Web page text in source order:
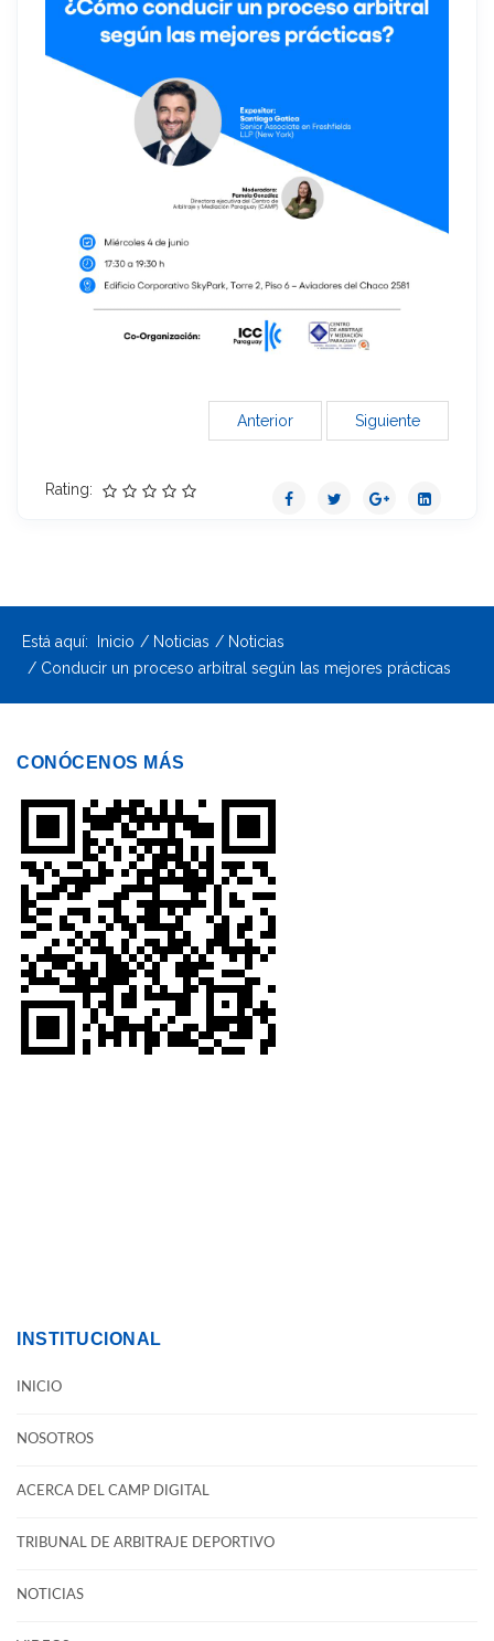
Anterior Siguiente
Rating:
Está aquí: Inicio Noticias
Noticias
Conducir un proceso arbitral según las mejores prácticas
CONÓCENOS MÁS
INSTITUCIONAL
INICIO
NOSOTROS
ACERCA DEL CAMP DIGITAL
TRIBUNAL DE ARBITRAJE DEPORTIVO
NOTICIAS